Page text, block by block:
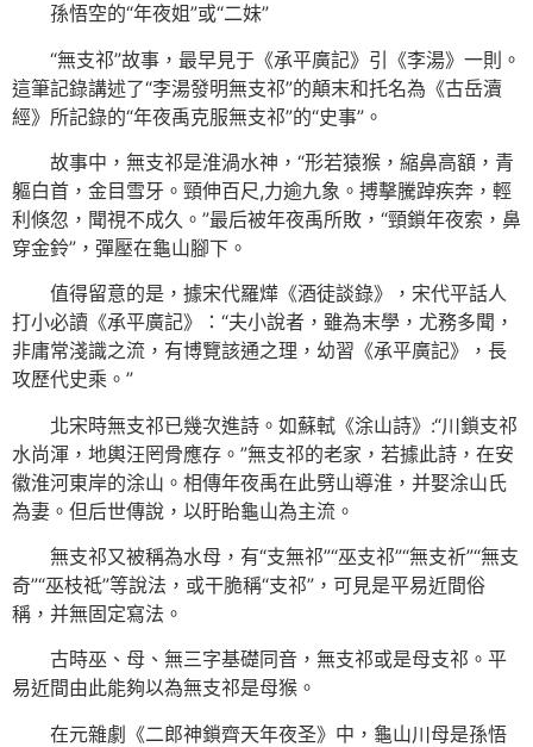
孫悟空的“年夜姐”或“二妹”
“無支祁”故事，最早見于《承平廣記》引《李湯》一則。
這筆記錄講述了“李湯發明無支祁”的顛末和托名為《古岳瀆
經》所記錄的“年夜禹克服無支祁”的“史事”。
故事中，無支祁是淮渦水神，“形若猿猴，縮鼻高額，青
軀白首，金目雪牙。頸伸百尺,力逾九象。搏擊騰踔疾奔，輕
利倏忽，聞視不成久。”最后被年夜禹所敗，“頸鎖年夜索，鼻
穿金鈴”，彈壓在龜山腳下。
值得留意的是，據宋代羅燁《酒徒談錄》，宋代平話人
打小必讀《承平廣記》：“夫小說者，雖為末學，尤務多聞，
非庸常淺識之流，有博覽該通之理，幼習《承平廣記》，長
攻歷代史乘。”
北宋時無支祁已幾次進詩。如蘇軾《涂山詩》:“川鎖支祁
水尚渾，地輿汪罔骨應存。”無支祁的老家，若據此詩，在安
徽淮河東岸的涂山。相傳年夜禹在此劈山導淮，并娶涂山氏
為妻。但后世傳說，以盱眙龜山為主流。
無支祁又被稱為水母，有“支無祁”“巫支祁”“無支祈”“無支
奇”“巫枝祗”等說法，或干脆稱“支祁”，可見是平易近間俗
稱，并無固定寫法。
古時巫、母、無三字基礎同音，無支祁或是母支祁。平
易近間由此能夠以為無支祁是母猴。
在元雜劇《二郎神鎖齊天年夜圣》中，龜山川母是孫悟